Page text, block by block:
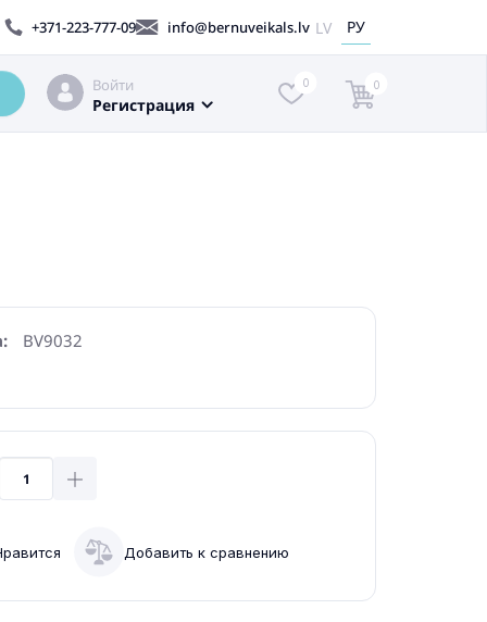
+371-223-777-09 info@bernuveikals.lv LV РУ
Войти
Регистрация
0 0
BV9032
Добавить к сравнению